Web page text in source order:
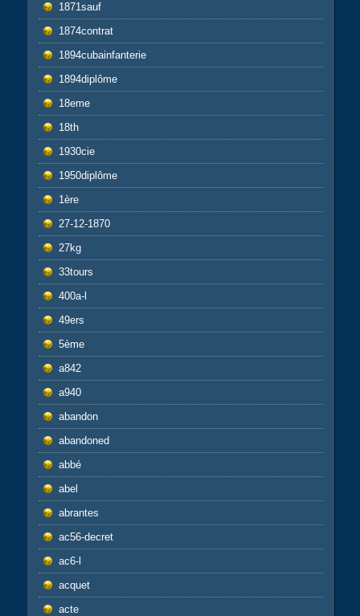
1871sauf
1874contrat
1894cubainfanterie
1894diplôme
18eme
18th
1930cie
1950diplôme
1ère
27-12-1870
27kg
33tours
400a-l
49ers
5ème
a842
a940
abandon
abandoned
abbé
abel
abrantes
ac56-decret
ac6-l
acquet
acte